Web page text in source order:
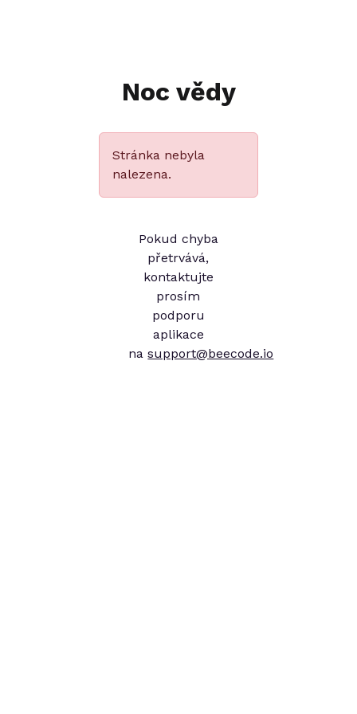
Noc vědy
Stránka nebyla
nalezena.
Pokud chyba
přetrvává,
kontaktujte
prosím
podporu
aplikace
nasupport@beecode.io